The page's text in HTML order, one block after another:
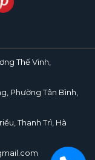
Thế Vinh,
Phường Tân Bình,
Thanh Trì, Hà